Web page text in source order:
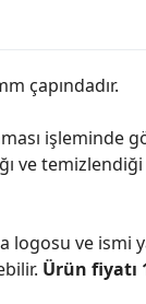
çapındadır.
işleminde
ve
ve
Ürün